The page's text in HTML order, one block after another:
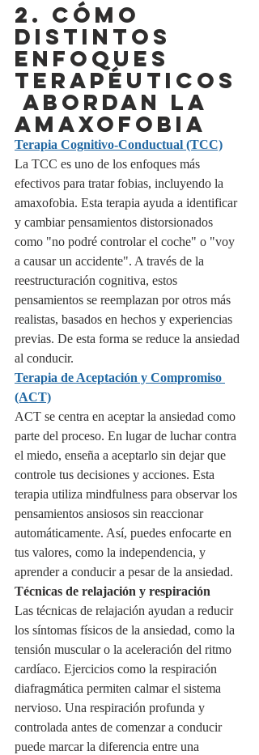
2. CÓMO
DISTINTOS
ENFOQUES
TERAPÉUTICOS
ABORDAN LA
AMAXOFOBIA
Terapia Cognitivo-Conductual (TCC)
La TCC es uno de los enfoques más
efectivos para tratar fobias, incluyendo la
amaxofobia. Esta terapia ayuda a identificar
y cambiar pensamientos distorsionados
como "no podré controlar el coche" o "voy
a causar un accidente". A través de la
reestructuración cognitiva, estos
pensamientos se reemplazan por otros más
realistas, basados en hechos y experiencias
previas. De esta forma se reduce la ansiedad
al conducir.
Terapia de Aceptación y Compromiso
(ACT)
ACT se centra en aceptar la ansiedad como
parte del proceso. En lugar de luchar contra
el miedo, enseña a aceptarlo sin dejar que
controle tus decisiones y acciones. Esta
terapia utiliza mindfulness para observar los
pensamientos ansiosos sin reaccionar
automáticamente. Así, puedes enfocarte en
tus valores, como la independencia, y
aprender a conducir a pesar de la ansiedad.
Técnicas de relajación y respiración
Las técnicas de relajación ayudan a reducir
los síntomas físicos de la ansiedad, como la
tensión muscular o la aceleración del ritmo
cardíaco. Ejercicios como la respiración
diafragmática permiten calmar el sistema
nervioso. Una respiración profunda y
controlada antes de comenzar a conducir
puede marcar la diferencia entre una